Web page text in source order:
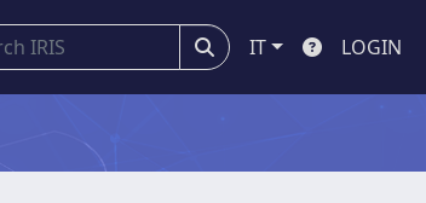
IT LOGIN